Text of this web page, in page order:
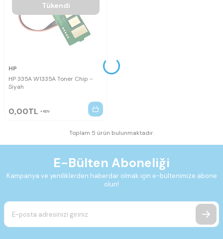
Tükendi
HP
HP 335A W1335A Toner Chip -
Siyah
0,00TL KDV
Toplam 5 ürün bulunmaktadır.
E-Bülten Aboneliği
Kampanya ve yeniliklerden haberdar olmak için e-bültenimize abone
olun!